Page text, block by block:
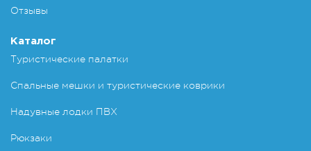
Отзывы
Каталог
Туристические палатки
Спальные мешки и туристические коврики
Надувные лодки ПВХ
Рюкзаки